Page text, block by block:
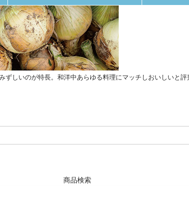
しいのが特⻑。和洋中あらゆる料理にマッチしおいしいと評
商品検索